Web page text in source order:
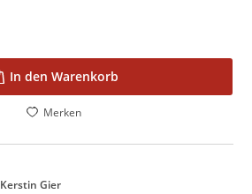
In den Warenkorb
Merken
Kerstin Gier